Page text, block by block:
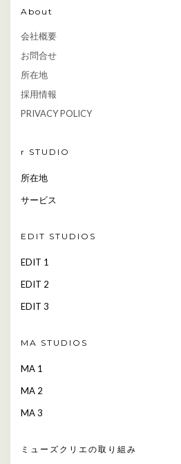
About
会社概要
お問合せ
所在地
採用情報
PRIVACY POLICY
r STUDIO
所在地
サービス
EDIT STUDIOS
EDIT 1
EDIT 2
EDIT 3
MA STUDIOS
MA 1
MA 2
MA 3
ミューズクリエの取り組み